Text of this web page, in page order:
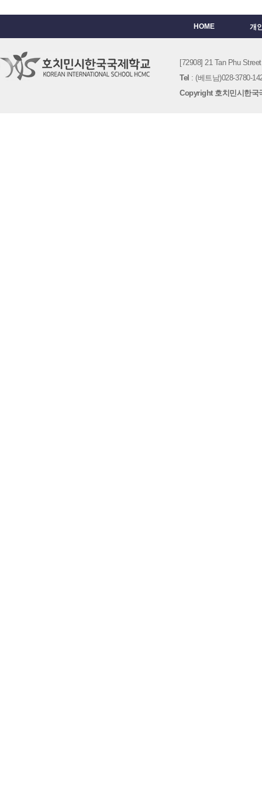
HOME 개
[72908] 21 Tan Phu
Tel : (베트남)028-3780-
Copyright 호치민시한국